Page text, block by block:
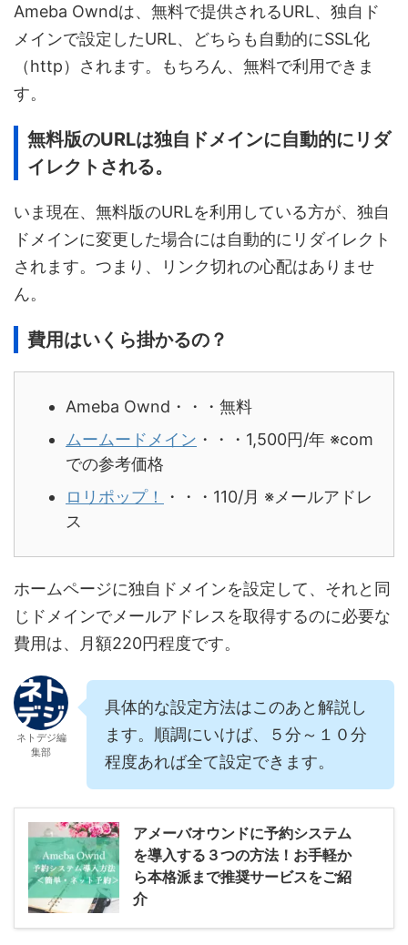
Ameba Owndは、無料で提供されるURL、独自ド
メインで設定したURL、どちらも自動的にSSL化
（http）されます。もちろん、無料で利用できま
す。
無料版のURLは独自ドメインに自動的にリダ
イレクトされる。
いま現在、無料版のURLを利用している方が、独自
ドメインに変更した場合には自動的にリダイレクト
されます。つまり、リンク切れの心配はありませ
ん。
費用はいくら掛かるの？
Ameba Ownd・・・無料
ムームードメイン ・・・1,500円/年 ※com
での参考価格
ロリポップ！
・・・110/月 ※メールアドレ
ス
ホームページに独自ドメインを設定して、それと同
じドメインでメールアドレスを取得するのに必要な
費用は、月額220円程度です。
ネトデジ編
集部
具体的な設定方法はこのあと解説し
ます。順調にいけば、５分～１０分
程度あれば全て設定できます。
アメーバオウンドに予約システム
を導入する３つの方法！お手軽か
ら本格派まで推奨サービスをご紹
介